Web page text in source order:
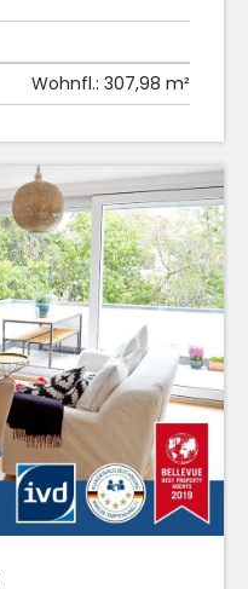
Wohnfl.: 307,98 m²